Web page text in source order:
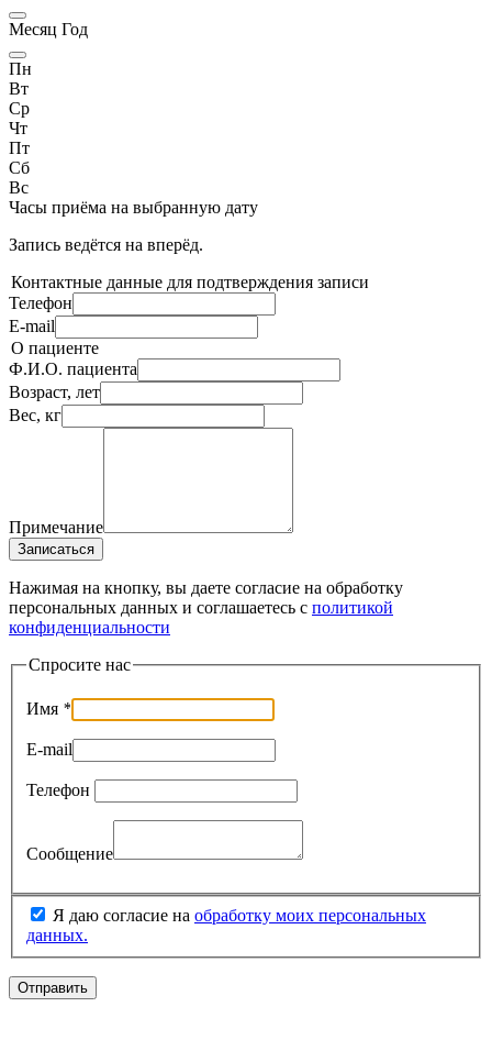
Месяц Год
Пн
Вт
Ср
Чт
Пт
Сб
Вс
Часы приёма на выбранную дату
Запись ведётся на вперёд.
Контактные данные для подтверждения записи
Телефон
E-mail
О пациенте
Ф.И.О. пациента
Возраст, лет
Вес, кг
Примечание
Записаться
Нажимая на кнопку, вы даете согласие на обработку
персональных данных и соглашаетесь c политикой
конфиденциальности
Спросите нас
Имя *
E-mail
Телефон
Сообщение
Я даю согласие на обработку моих персональных
данных.
Отправить